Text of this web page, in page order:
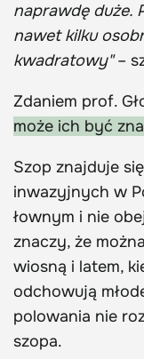
naprawdę duże.
nawet kilku
kwadratowy"–
Zdaniem prof.
może ich być
Szop znajduje
inwazyjnych w
łownym i nie
znaczy, że
wiosną i latem,
odchowują
polowania nie
szopa.